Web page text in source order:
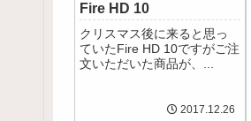
Fire HD 10
クリスマス後に来ると思っ
ていたFire HD 10ですがご注
文いただいた商品が、...
2017.12.26